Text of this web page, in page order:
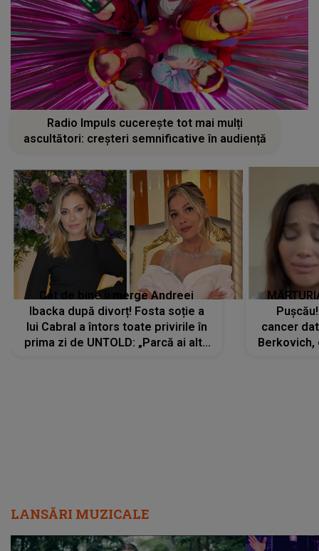
Radio Impuls cucerește tot mai mulți
ascultători: creșteri semnificative în audiență
Cât de bine îi merge Andreei
Ibacka după divorț! Fosta soție a
lui Cabral a întors toate privirile în
prima zi de UNTOLD: „Parcă ai altă
cancer
Berkovich,
LANSĂRI MUZICALE